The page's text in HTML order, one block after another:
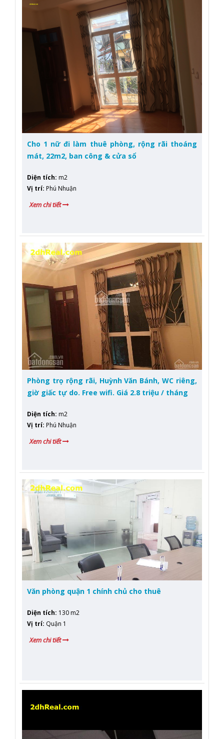
Cho 1 nữ đi làm thuê phòng, rộng rãi thoáng
mát, 22m2, ban công & cửa sổ
Diện tích: m2
Vị trí: Phú Nhuận
Xem chi tiết
Phòng trọ rộng rãi, Huỳnh Văn Bánh, WC riêng,
giờ giấc tự do. Free wifi. Giá 2.8 triệu / tháng
Diện tích: m2
Vị trí: Phú Nhuận
Xem chi tiết
Văn phòng quận 1 chính chủ cho thuê
Diện tích: 130 m2
Vị trí: Quận 1
Xem chi tiết